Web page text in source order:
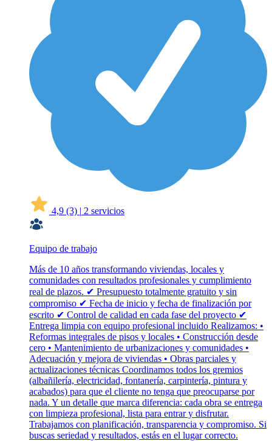
4,9 (3) | 2 servicios
Equipo de trabajo
Más de 10 años transformando viviendas, locales y
comunidades con resultados profesionales y cumplimiento
real de plazos. ✔ Presupuesto totalmente gratuito y sin
compromiso ✔ Fecha de inicio y fecha de finalización por
escrito ✔ Control de calidad en cada fase del proyecto ✔
Entrega limpia con equipo profesional incluido Realizamos: •
Reformas integrales de pisos y locales • Construcción desde
cero • Mantenimiento de urbanizaciones y comunidades •
Adecuación y mejora de viviendas • Obras parciales y
actualizaciones técnicas Coordinamos todos los gremios
(albañilería, electricidad, fontanería, carpintería, pintura y
acabados) para que el cliente no tenga que preocuparse por
nada. Y un detalle que marca diferencia: cada obra se entrega
con limpieza profesional, lista para entrar y disfrutar.
Trabajamos con planificación, transparencia y compromiso. Si
buscas seriedad y resultados, estás en el lugar correcto.